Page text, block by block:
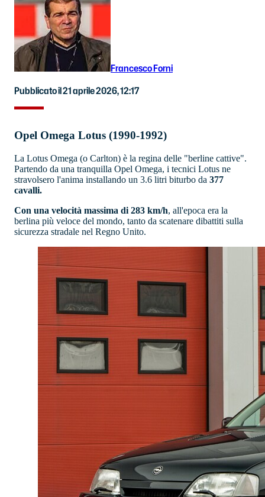
Francesco Forni
Pubblicato il 21 aprile 2026, 12:17
Opel Omega Lotus (1990-1992)
La Lotus Omega (o Carlton) è la regina delle "berline cattive".
Partendo da una tranquilla Opel Omega, i tecnici Lotus ne
stravolsero l'anima installando un 3.6 litri biturbo da 377
cavalli.
Con una velocità massima di 283 km/h, all'epoca era la
berlina più veloce del mondo, tanto da scatenare dibattiti sulla
sicurezza stradale nel Regno Unito.